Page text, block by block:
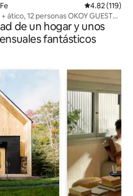
Calificación
4.82 (119)
ático, 12 personas OKOY GUEST
de un hogar y unos
fantásticos